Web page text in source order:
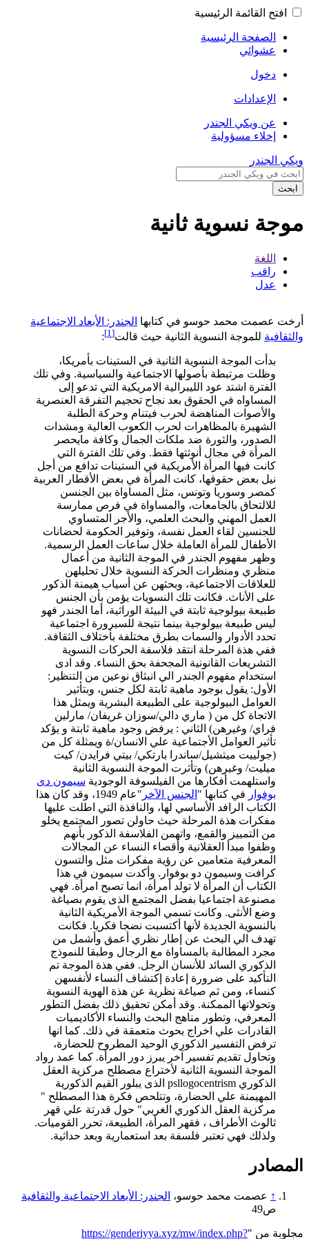
افتح القائمة الرئيسية
الصفحة الرئيسية
عشوائي
دخول
الإعدادات
عن ويكي الجندر
إخلاء مسؤولية
ويكي الجندر
ابحث
موجة نسوية ثانية
اللغة
راقب
عدل
أرخت عصمت محمد حوسو في كتابها الجندر: الأبعاد الاجتماعية
والثقافية للموجة النسوية الثانية حيث قالت[1]
:
بدأت الموجة النسوية الثانية في الستينات بأمريكا،
وظلت مرتبطة بأصولها الاجتماعية والسياسية. وفي تلك
الفترة اشتد عود الليبرالية الامريكية التي تدعو إلى
المساواه في الحقوق بعد نجاح تحجيم التفرقة العنصرية
والأصوات المناهضة لحرب فيتنام وحركة الطلبة
الشهيرة بالمظاهرات لحرب الكعوب العالية ومشدات
الصدور، والثورة ضد ملكات الجمال وكافة مايحصر
المرأة في مجال أنوثتها فقط. وفي تلك الفترة التي
كانت فيها المرأة الأمريكية في الستينات تدافع من أجل
نيل بعض حقوقها، كانت المرأة في بعض الأقطار العربية
كمصر وسوريا وتونس، مثل المساواة بين الجنسن
للالتحاق بالجامعات، والمساواة في فرص ممارسة
العمل المهني والبحث العلمي، والأجر المتساوي
للجنسين لقاء العمل نفسة، وتوفير الحكومة لحضانات
الأطفال للمرأة العاملة خلال ساعات العمل الرسمية.
وظهر مفهوم الجندر في الموجة الثانية من أعمال
منظري ومنظرات الحركة النسوية خلال تحليلهن
للعلاقات الاجتماعية، وبحثهن عن أسياب هيمنة الذكور
على الأناث. فكانت تلك النسويات يؤمن بأن الجنس
طبيعة بيولوجية ثابتة في البيئة الوراثية، أما الجندر فهو
ليس طبيعة بيولوجية بينما نتيجة للسيرورة اجتماعية
تحدد الأدوار والسمات بطرق مختلفة بأختلاف الثقافة.
ففي هذة المرحلة انتقد فلاسفة الحركات النسوية
التشريعات القانونية المجحفة بحق النساء. وقد ادى
استخدام مفهوم الجندر الي انبثاق نوعين من التنظير:
الأول: يقول بوجود ماهية ثابتة لكل جنس، وبتأثير
العوامل البيولوجية على الطبيعة البشرية ويمثل هذا
الاتجاة كل من ( ماري دالي/سوزان غريفان/ مارلين
فراي/ وغيرهن) الثاني : يرفض وجود ماهية ثابتة و يؤكد
تأثير العوامل الأجتماعية علي الانسان/ة ويمثلة كل من
(جولييت ميتشيل/ساندرا بارتكي/ بيتي فرايدن/ كيت
ميليت/ وغيرهن) وتأثرت الموجة النسوية الثانية
واستلهمت أفكارها من الفيلسوفة الوجودية سيمون دى
بوفوار في كتابها " الجنس الآخر
"عام 1949، وقد كان هذا
الكتاب الرافد الأساسي لها، والنافذة التي اطلت عليها
مفكرات هذة المرحلة حيث حاولن تصور المجتمع يخلو
من التمييز والقمع، واتهمن الفلاسفة الذكور بأنهم
وظفوا مبدأ العقلانية وأقصاء النساء عن المجالات
المعرفية متعامين عن رؤية مفكرات مثل والتسون
كرافت وسيمون دو بوفوار. وأكدت سيمون في هذا
الكتاب أن المرأة لا تولد أمرأة، انما تصبح امرأة. فهي
مصنوعة اجتماعيا بفضل المجتمع الذى يقوم بصياغة
وضع الأنثى. وكانت تسمي الموجة الأمريكية الثانية
بالنسوية الجديدة لأنها أكتسبت نضجا فكريا. فكانت
تهدف الي البحث عن إطار نظري أعمق وأشمل من
مجرد المطالبة بالمساواة مع الرجال وطبقا للنموذج
الذكوري السائد للأنسان الرجل. ففي هذة الموجة تم
التأكيد على ضرورة إعادة إكتشاف النساء لأنفسهن
كنساء، ومن ثم صياغة نظرية عن هذة الهوية النسوية
وتحولاتها الممكنة. وقد أمكن تحقيق ذلك بفضل التطور
المعرفي، وتطور مناهج البحث والنساء الأكاديميات
القادرات علي اخراج بحوث متعمقة في ذلك. كما انها
ترفض التفسير الذكوري الوحيد المطروح للحضارة،
وتحاول تقديم تفسير آخر يبرز دور المرأة. كما عمد رواد
الموجة النسوية الثانية لأختراع مصطلح مركزية العقل
الذكوري psllogocentrism الذى يبلور القيم الذكورية
المهيمنة علي الحضارة، وتتلحص فكرة هذا المصطلح "
مركزية العقل الذكوري الغربي" حول قدرتة علي قهر
ثالوث الأطراف ، فقهر المرأة، الطبيعة، تحرر القوميات.
ولذلك فهي تعتبر فلسفة بعد استعمارية وبعد حداثية.
المصادر
↑ عصمت محمد حوسو، الجندر: الأبعاد الاجتماعية والثقافية
ص49
مجلوبة من "https://genderiyya.xyz/mw/index.php?